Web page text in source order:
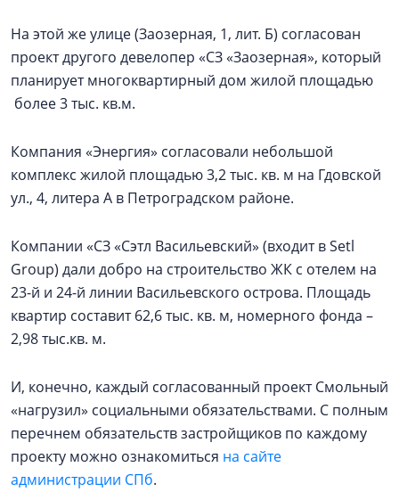
На этой же улице (Заозерная, 1, лит. Б) согласован
проект другого девелопер «СЗ «Заозерная», который
планирует многоквартирный дом жилой площадью
более 3 тыс. кв.м.
Компания «Энергия» согласовали небольшой
комплекс жилой площадью 3,2 тыс. кв. м на Гдовской
ул., 4, литера А в Петроградском районе.
Компании «СЗ «Сэтл Васильевский» (входит в Setl
Group) дали добро на строительство ЖК с отелем на
23-й и 24-й линии Васильевского острова. Площадь
квартир составит 62,6 тыс. кв. м, номерного фонда –
2,98 тыс.кв. м.
И, конечно, каждый согласованный проект Смольный
«нагрузил» социальными обязательствами. С полным
перечнем обязательств застройщиков по каждому
проекту можно ознакомиться на сайте
администрации СПб.